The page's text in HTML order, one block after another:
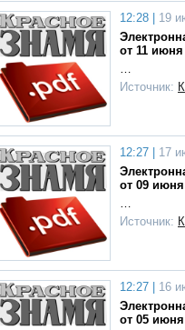
12:28 |
19
от 11 июня
…
Источник:
12:27 |
17
от 09 июня
…
Источник:
12:27 |
16
от 05 июня